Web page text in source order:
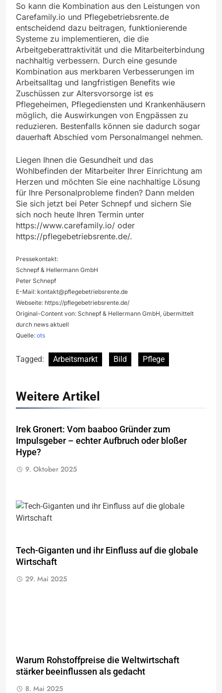
So kann die Kombination aus den Leistungen von
Carefamily.io und Pflegebetriebsrente.de
entscheidend dazu beitragen, funktionierende
Systeme zu implementieren, die die
Arbeitgeberattraktivität und die Mitarbeiterbindung
nachhaltig verbessern. Durch eine gesunde
Kombination aus merkbaren Verbesserungen im
Arbeitsalltag und langfristigen Benefits wie
Zuschüssen zur Altersvorsorge ist es
Pflegeheimen, Pflegediensten und Krankenhäusern
möglich, die Auswirkungen von Engpässen zu
reduzieren. Bestenfalls können sie dadurch sogar
dauerhaft Abschied vom Personalmangel nehmen.
Liegen Ihnen die Gesundheit und das
Wohlbefinden der Mitarbeiter Ihrer Einrichtung am
Herzen und möchten Sie eine nachhaltige Lösung
für Ihre Personalprobleme finden? Dann melden
Sie sich jetzt bei Peter Schnepf und sichern Sie
sich noch heute Ihren Termin unter
https://www.carefamily.io/ oder
https://pflegebetriebsrente.de/.
Pressekontakt:
Schnepf & Hellermann GmbH
Peter Schnepf
E-Mail: kontakt@pflegebetriebsrente.de
Webseite: https://pflegebetriebsrente.de/
Original-Content von: Schnepf & Hellermann GmbH, übermittelt
durch news aktuell
Quelle: ots
Tagged: Arbeitsmarkt Bild Pflege
Weitere Artikel
Irek Gronert: Vom baaboo Gründer zum
Impulsgeber – echter Aufbruch oder bloßer
Hype?
9. Oktober 2025
Tech-Giganten und ihr Einfluss auf die globale
Wirtschaft
29. Mai 2025
Warum Rohstoffpreise die Weltwirtschaft
stärker beeinflussen als gedacht
8. Mai 2025